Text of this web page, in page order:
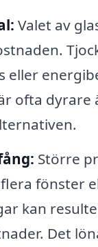
Valet av
eller
ofta dyrare
Större
fönster
kan
Det